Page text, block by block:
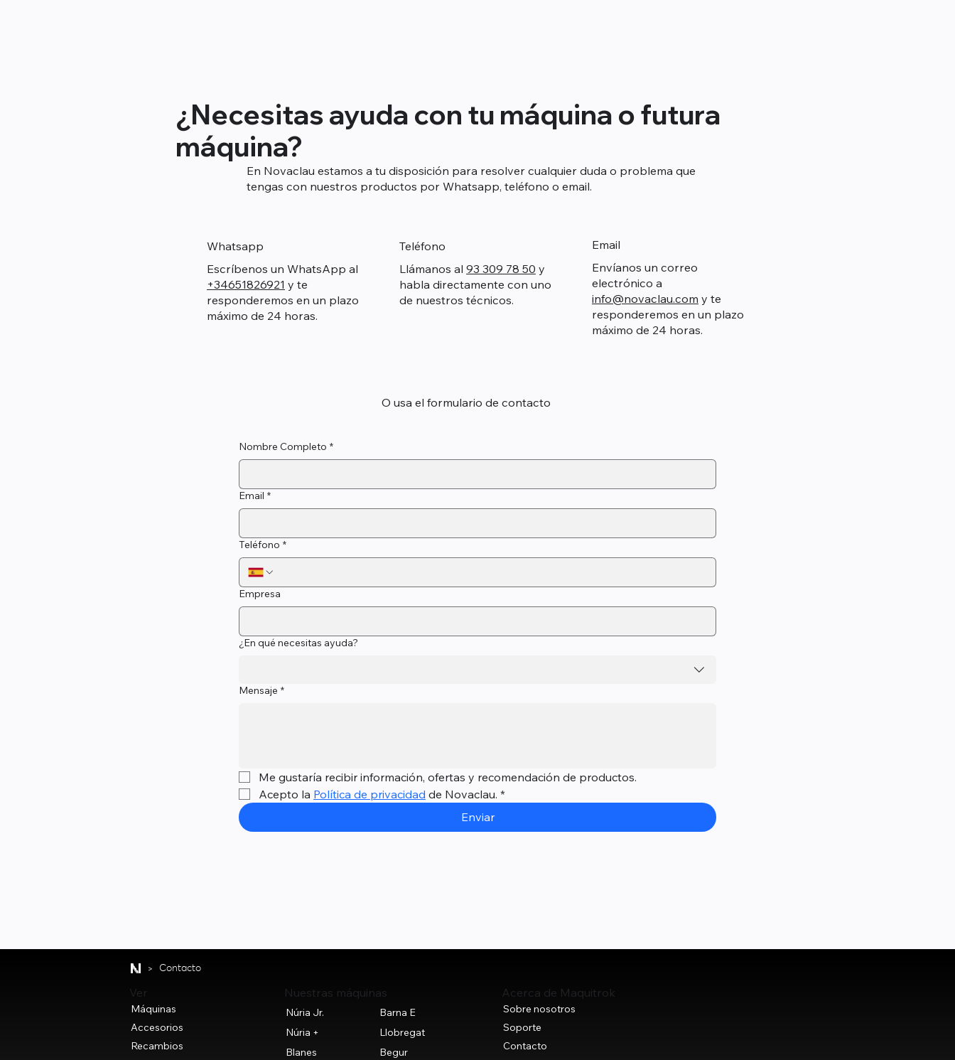
¿Necesitas ayuda con tu máquina o futura
máquina?
En Novaclau estamos a tu disposición para resolver cualquier duda o problema que
tengas con nuestros productos por Whatsapp, teléfono o email.
Whatsapp
Escríbenos un WhatsApp al
+34651826921 y te
responderemos en un plazo
máximo de 24 horas.
Teléfono
Llámanos al 93 309 78 50 y
habla directamente con uno
de nuestros técnicos.
Email
Envíanos un correo
electrónico a
info@novaclau.com y te
responderemos en un plazo
máximo de 24 horas.
O usa el formulario de contacto
Nombre Completo *
Email *
Teléfono *
Empresa
¿En qué necesitas ayuda?
Mensaje *
Me gustaría recibir información, ofertas y recomendación de productos.
Acepto la Política de privacidad de Novaclau. *
Enviar
> Contacto
Ver
Máquinas
Accesorios
Recambios
Nuestras máquinas
Núria Jr.
Barna E
Núria +
Llobregat
Blanes
Begur
Acerca de Maquitrok
Sobre nosotros
Soporte
Contacto